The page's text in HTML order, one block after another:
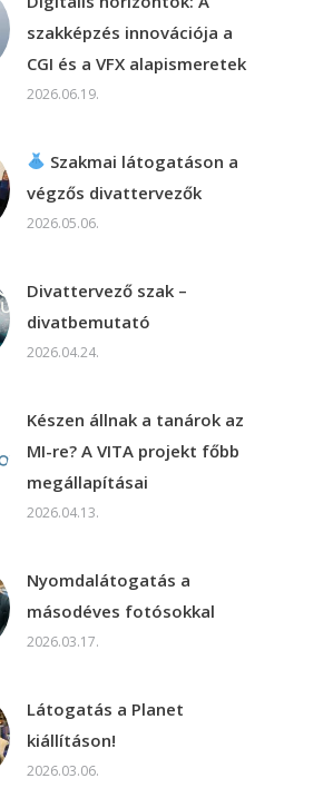
szakképzés innovációja a
CGI és a VFX alapismeretek
2026.06.19.
Szakmai látogatáson a
végzős divattervezők
2026.05.06.
Divattervező szak –
divatbemutató
2026.04.24.
Készen állnak a tanárok az
MI-re? A VITA projekt főbb
megállapításai
2026.04.13.
Nyomdalátogatás a
másodéves fotósokkal
2026.03.17.
Látogatás a Planet
kiállításon!
2026.03.06.